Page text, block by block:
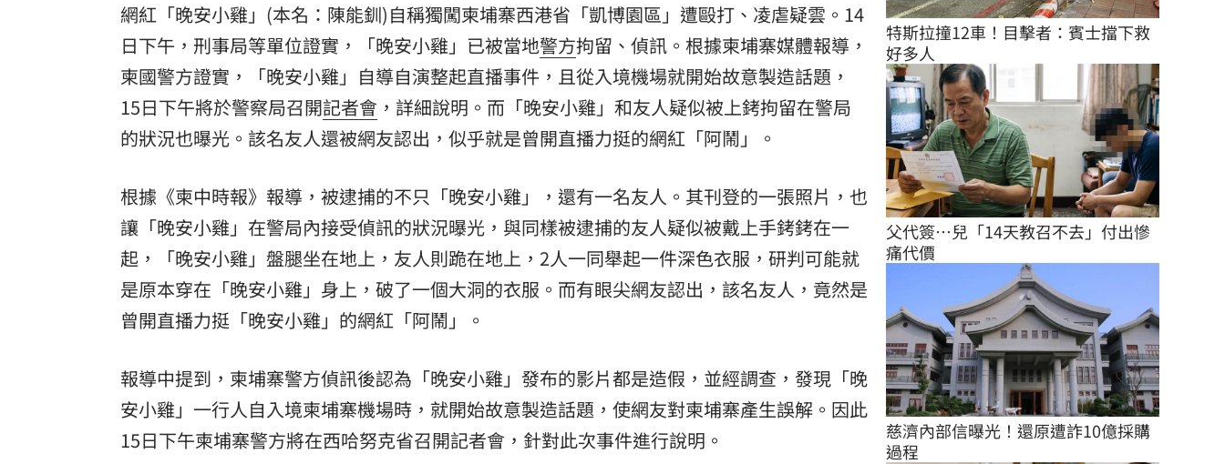
網紅「晚安小雞」(本名：陳能釧)自稱獨闖柬埔寨西港省「凱博園區」遭毆打、凌虐疑雲。14
日下午，刑事局等單位證實，「晚安小雞」已被當地警方拘留、偵訊。根據柬埔寨媒體報導，
柬國警方證實，「晚安小雞」自導自演整起直播事件，且從入境機場就開始故意製造話題，
15日下午將於警察局召開記者會 ，詳細說明。而「晚安小雞」和友人疑似被上銬拘留在警局
的狀況也曝光。該名友人還被網友認出，似乎就是曾開直播力挺的網紅「阿鬧」。
根據《柬中時報》報導，被逮捕的不只「晚安小雞」，還有一名友人。其刊登的一張照片，也
讓「晚安小雞」在警局內接受偵訊的狀況曝光，與同樣被逮捕的友人疑似被戴上手銬銬在一
起，「晚安小雞」盤腿坐在地上，友人則跪在地上，2人一同舉起一件深色衣服，研判可能就
是原本穿在「晚安小雞」身上，破了一個大洞的衣服。而有眼尖網友認出，該名友人，竟然是
曾開直播力挺「晚安小雞」的網紅「阿鬧」。
報導中提到，柬埔寨警方偵訊後認為「晚安小雞」發布的影片都是造假，並經調查，發現「晚
安小雞」一行人自入境柬埔寨機場時，就開始故意製造話題，使網友對柬埔寨產生誤解。因此
15日下午柬埔寨警方將在西哈努克省召開記者會，針對此次事件進行說明。
特斯拉撞12車！目擊者：賓士擋下救
好多人
父代簽…兒「14天教召不去」付出慘
痛代價
慈濟內部信曝光！還原遭詐10億採購
過程